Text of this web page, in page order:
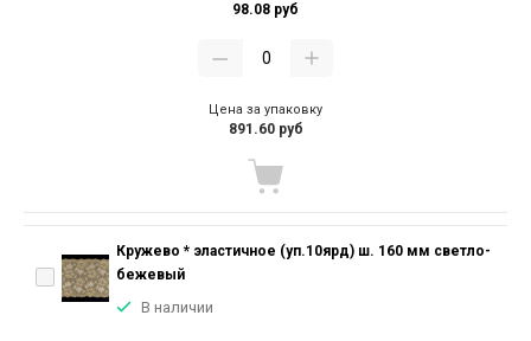
98.08 руб
Цена за упаковку
891.60 руб
Кружево * эластичное (уп.10ярд) ш. 160 мм светло-
бежевый
В наличии